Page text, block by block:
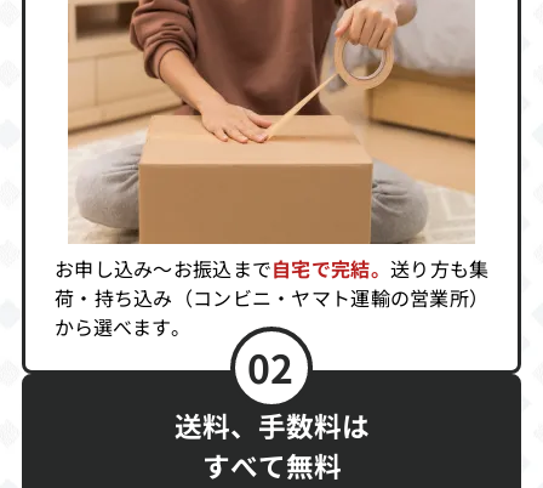
買取価格
6,000
買取価格
6,000
テュロック～バ
イオノザウルス
の戦い～
買取価格
6,000
大工の源さん
の野望」
6,000
インディージョ
買取価格
6,000
バートのサバイ ロックマンワー
ルド5
買取価格
6,000
お申し込み～お振込まで自宅で完結。 送り方も集
荷・持ち込み（コンビニ・ヤマト運輸の営業所）
から選べます。
02
送料、手数料は
すべて無料